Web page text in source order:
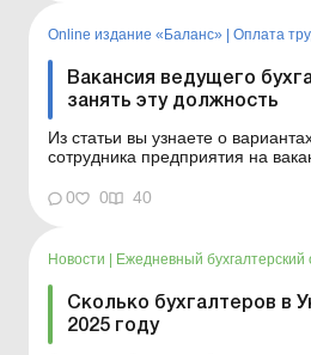
платы и веде...
Online издание «Баланс» | Оплата
Вакансия ведущего
занять эту должность
Из статьи вы узнаете о
сотрудника предприятия на
года Рассмотрим следующую
предприятии есть вакансия
платы и ведение к...
0 0 40
Новости | Ежедневный бухгалтерский
Сколько бухгалтеров в
2025 году